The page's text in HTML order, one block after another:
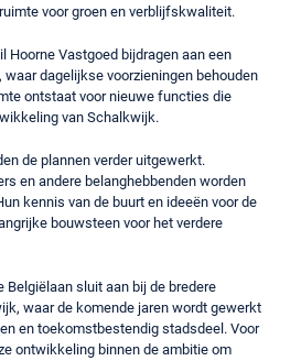
voor groen en verblijfskwaliteit.
Hoorne Vastgoed bijdragen aan een
waar dagelijkse voorzieningen behouden
ontstaat voor nieuwe functies die
van Schalkwijk.
de plannen verder uitgewerkt.
en andere belanghebbenden worden
kennis van de buurt en ideeën voor de
bouwsteen voor het verdere
Belgiëlaan sluit aan bij de bredere
waar de komende jaren wordt gewerkt
en toekomstbestendig stadsdeel. Voor
ontwikkeling binnen de ambitie om